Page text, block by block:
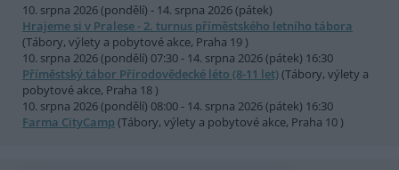
10. srpna 2026 (pondělí) - 14. srpna 2026 (pátek)
Hrajeme si v Pralese - 2. turnus příměstského letního tábora
(Tábory, výlety a pobytové akce, Praha 19 )
10. srpna 2026 (pondělí) 07:30 - 14. srpna 2026 (pátek) 16:30
Příměstský tábor Přírodovědecké léto (8-11 let)(Tábory, výlety a
pobytové akce, Praha 18 )
10. srpna 2026 (pondělí) 08:00 - 14. srpna 2026 (pátek) 16:30
Farma CityCamp (Tábory, výlety a pobytové akce, Praha 10 )